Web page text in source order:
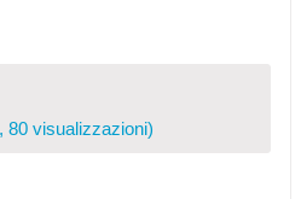
80 visualizzazioni)